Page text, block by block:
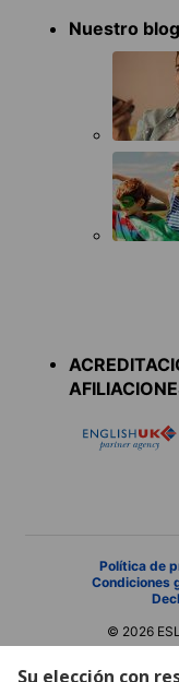
Su elección con
Nuestro blog
Política de
Condiciones
© 2026